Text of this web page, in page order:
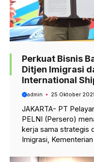
Perkuat Bisnis
Ditjen Imigrasi
International
admin 25 Oktober
JAKARTA- PT
PELNI (Persero)
kerja sama strategis
Imigrasi, Kementerian